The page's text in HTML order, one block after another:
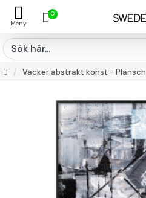
0
Vacker abstrakt konst - Plansch